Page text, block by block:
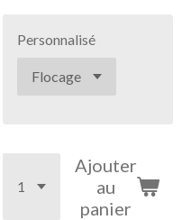
Personnalisé
Ajouter
au
panier